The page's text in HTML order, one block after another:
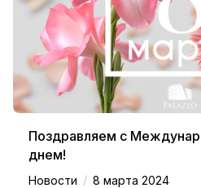
Поздравляем с
днем!
Новости / 8 марта 2024